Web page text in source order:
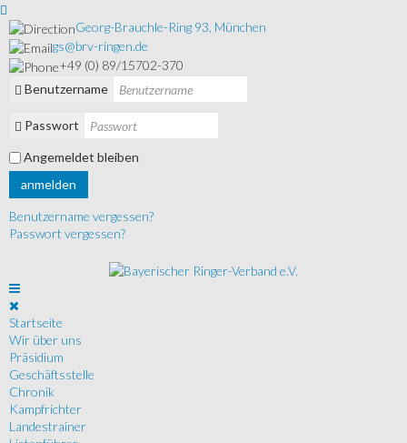
Georg-Brauchle-Ring 93, München
gs@brv-ringen.de
+49 (0) 89/15702-370
Benutzername
Passwort
Angemeldet bleiben
anmelden
Benutzername vergessen?
Passwort vergessen?
Startseite
Wir über uns
Präsidium
Geschäftsstelle
Chronik
Kampfrichter
Landestrainer